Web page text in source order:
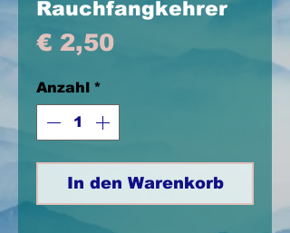
Rauchfangkehrer
€ 2,50Preis
Anzahl *
In den Warenkorb